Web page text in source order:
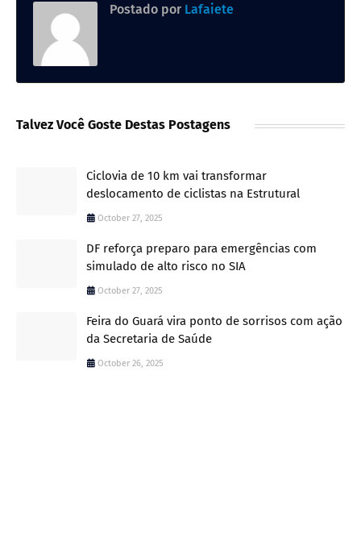
Postado por Lafaiete
Talvez Você Goste Destas Postagens
Ciclovia de 10 km vai transformar
deslocamento de ciclistas na Estrutural
October 27, 2025
DF reforça preparo para emergências com
simulado de alto risco no SIA
October 27, 2025
Feira do Guará vira ponto de sorrisos com ação
da Secretaria de Saúde
October 26, 2025